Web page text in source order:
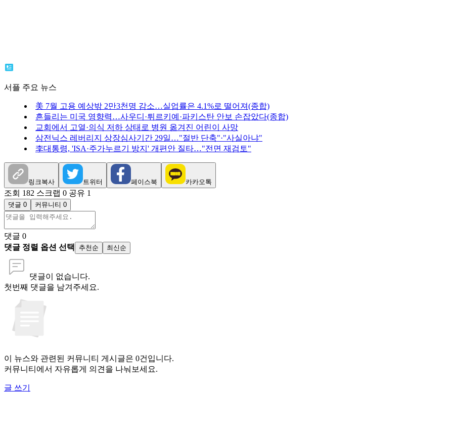
서플 주요 뉴스
美 7월 고용 예상밖 2만3천명 감소…실업률은 4.1%로 떨어져(종합)
흔들리는 미국 영향력…사우디·튀르키예·파키스탄 안보 손잡았다(종합)
교회에서 고열·의식 저하 상태로 병원 옮겨진 어린이 사망
삼전닉스 레버리지 상장심사기간 29일…"절반 단축"·"사실아냐"
李대통령, 'ISA·주가누르기 방지' 개편안 질타…"전면 재검토"
링크복사 트위터 페이스북 카카오톡
조회 182 스크랩 0 공유 1
댓글 0 커뮤니티 0
댓글 0
댓글 정렬 옵션 선택
추천순 최신순
댓글이 없습니다.
첫번째 댓글을 남겨주세요.
이 뉴스와 관련된 커뮤니티 게시글은 0건입니다.
커뮤니티에서 자유롭게 의견을 나눠보세요.
글 쓰기